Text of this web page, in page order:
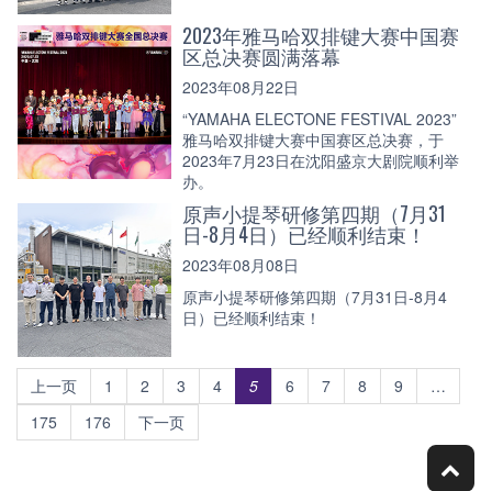
2023年雅马哈双排键大赛中国赛
区总决赛圆满落幕
2023年08月22日
“YAMAHA ELECTONE FESTIVAL 2023”
雅马哈双排键大赛中国赛区总决赛，于
2023年7月23日在沈阳盛京大剧院顺利举
办。
原声小提琴研修第四期（7月31
日-8月4日）已经顺利结束！
2023年08月08日
原声小提琴研修第四期（7月31日-8月4
日）已经顺利结束！
上一页 1 2 3 4 5 6 7 8 9
…
175
176 下一页